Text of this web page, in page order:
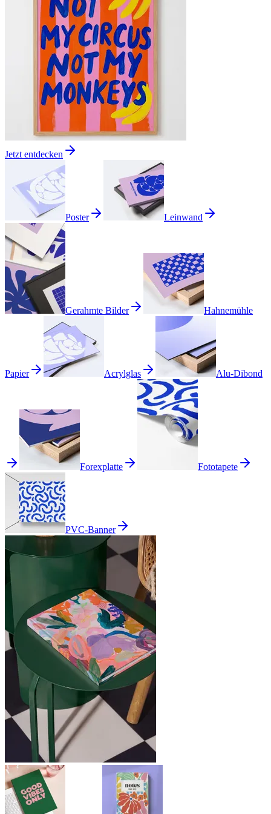
Jetzt entdecken
Poster Leinwand
Gerahmte Bilder Hahnemühle
Papier Acrylglas Alu-Dibond
Forexplatte Fototapete
PVC-Banner